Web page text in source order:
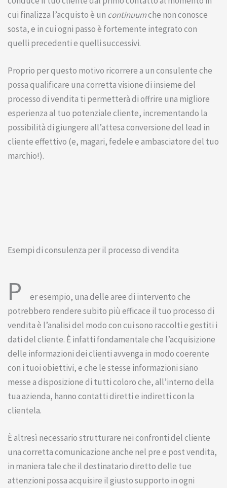
cui finalizza l’acquisto è un continuumche non conosce
sosta, e in cui ogni passo è fortemente integrato con
quelli precedenti e quelli successivi.
Proprio per questo motivo ricorrere a un consulente che
possa qualificare una corretta visione di insieme del
processo di vendita ti permetterà di offrire una migliore
esperienza al tuo potenziale cliente, incrementando la
possibilità di giungere all’attesa conversione del lead in
cliente effettivo (e, magari, fedele e ambasciatore del tuo
marchio!).
Esempi di consulenza per il processo di vendita
P
er esempio, una delle aree di intervento che
potrebbero rendere subito più efficace il tuo processo di
vendita è l’analisi del modo con cui sono raccolti e gestiti i
dati del cliente. È infatti fondamentale che l’acquisizione
delle informazioni dei clienti avvenga in modo coerente
con i tuoi obiettivi, e che le stesse informazioni siano
messe a disposizione di tutti coloro che, all’interno della
tua azienda, hanno contatti diretti e indiretti con la
clientela.
È altresì necessario strutturare nei confronti del cliente
una corretta comunicazione anche nel pre e post vendita,
in maniera tale che il destinatario diretto delle tue
attenzioni possa acquisire il giusto supporto in ogni